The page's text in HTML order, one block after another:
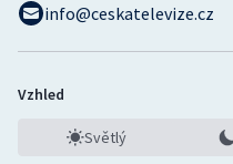
info@ceskatelevize.cz
Vzhled
Světlý